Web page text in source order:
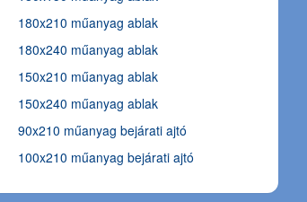
180x210 műanyag ablak
180x240 műanyag ablak
150x210 műanyag ablak
150x240 műanyag ablak
90x210 műanyag bejárati ajtó
100x210 műanyag bejárati ajtó